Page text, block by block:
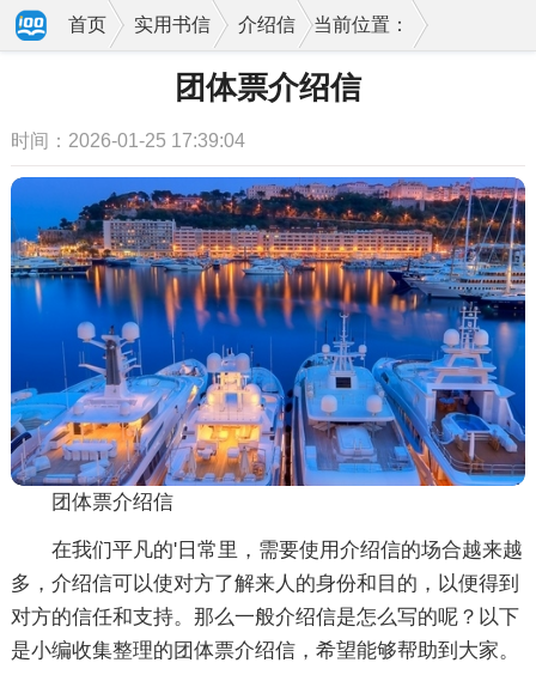
当前位置：
首页 实用书信 介绍信
团体票介绍信
时间：2026-01-25 17:39:04
团体票介绍信
在我们平凡的'日常里，需要使用介绍信的场合越来越
多，介绍信可以使对方了解来人的身份和目的，以便得到
对方的信任和支持。那么一般介绍信是怎么写的呢？以下
是小编收集整理的团体票介绍信，希望能够帮助到大家。